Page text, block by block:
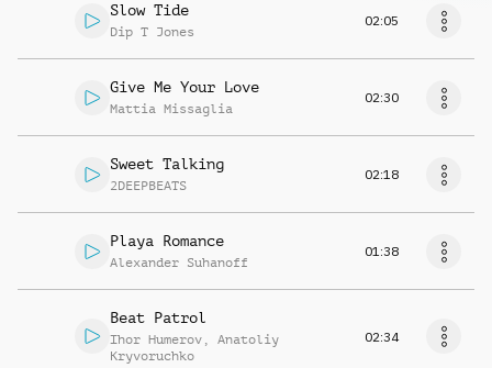
Slow Tide
Dip T Jones
02:05
Give Me Your Love
Mattia Missaglia
02:30
Sweet Talking
2DEEPBEATS
02:18
Playa Romance
Alexander Suhanoff
01:38
Beat Patrol
Ihor Humerov , Anatoliy
Kryvoruchko
02:34